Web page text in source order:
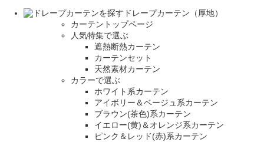
ドレープカーテン（厚地）
カーテントップページ
人気特集で選ぶ
遮熱断熱カーテン
カーテンセット
天然素材カーテン
カラーで選ぶ
ホワイト系カーテン
アイボリー＆ベージュ系カーテン
ブラウン(茶色)系カーテン
イエロー(黄)＆オレンジ系カーテン
ピンク＆レッド(赤)系カーテン